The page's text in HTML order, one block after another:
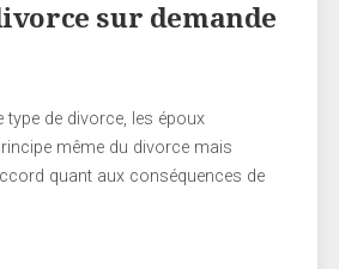
sur demande
type de divorce, les époux
même du divorce mais
quant aux conséquences de